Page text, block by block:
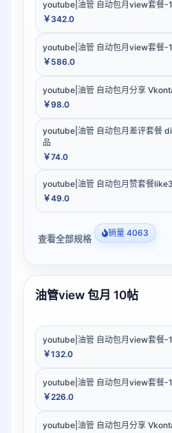
youtube|油管 自动包月view套餐-
￥342.0
youtube|油管 自动包月view套餐-
￥586.0
youtube|油管 自动包月分享
￥98.0
youtube|油管 自动包月差评套餐
品
￥74.0
youtube|油管 自动包月赞套餐
￥49.0
查看全部规格 销量 4063
油管view 包月 10帖
youtube|油管 自动包月view套餐-
￥132.0
youtube|油管 自动包月view套餐-
￥226.0
youtube|油管 自动包月分享